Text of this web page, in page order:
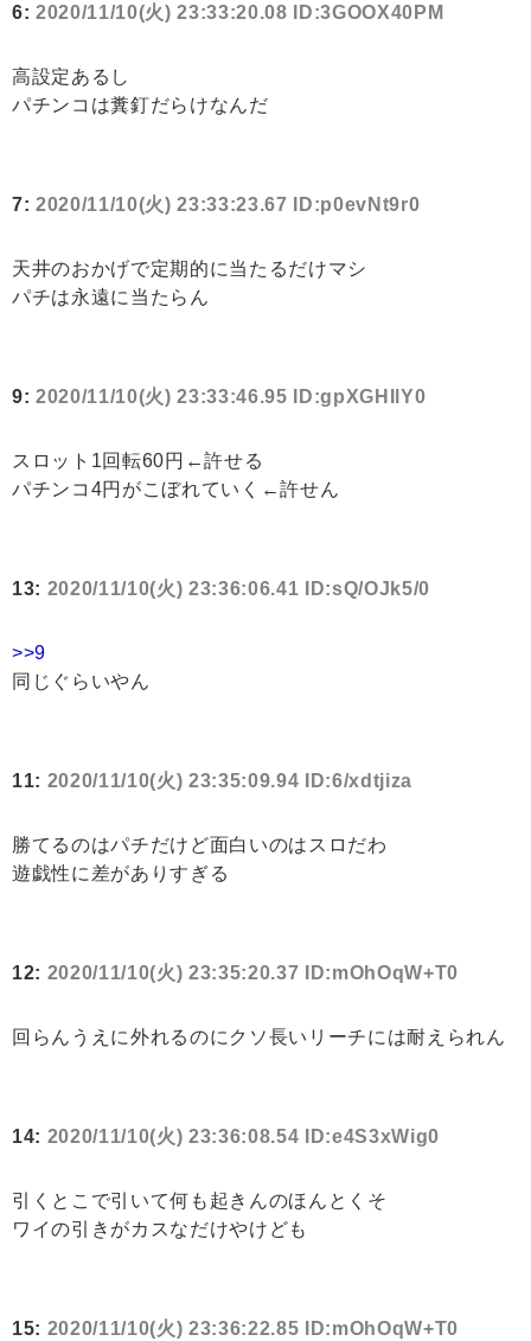
6: 2020/11/10(火) 23:33:20.08 ID:3GOOX40PM
高設定あるし
パチンコは糞釘だらけなんだ
7: 2020/11/10(火) 23:33:23.67 ID:p0evNt9r0
天井のおかげで定期的に当たるだけマシ
パチは永遠に当たらん
9: 2020/11/10(火) 23:33:46.95 ID:gpXGHIlY0
スロット1回転60円←許せる
パチンコ4円がこぼれていく←許せん
13: 2020/11/10(火) 23:36:06.41 ID:sQ/OJk5/0
>>9
同じぐらいやん
11: 2020/11/10(火) 23:35:09.94 ID:6/xdtjiza
勝てるのはパチだけど面白いのはスロだわ
遊戯性に差がありすぎる
12: 2020/11/10(火) 23:35:20.37 ID:mOhOqW+T0
回らんうえに外れるのにクソ長いリーチには耐えられん
14: 2020/11/10(火) 23:36:08.54 ID:e4S3xWig0
引くとこで引いて何も起きんのほんとくそ
ワイの引きがカスなだけやけども
15: 2020/11/10(火) 23:36:22.85 ID:mOhOqW+T0